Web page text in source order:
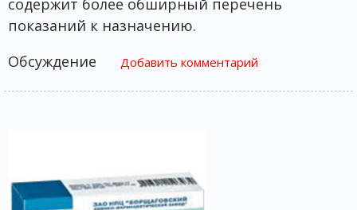
содержит более обширный перечень
показаний к назначению.
Обсуждение
Добавить комментарий